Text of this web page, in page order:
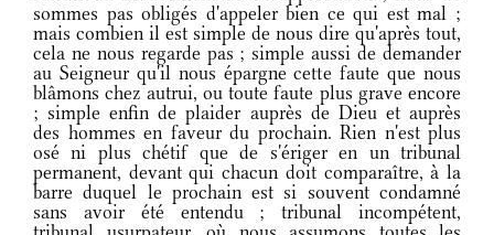
sommes pas obligés d'appeler bien ce qui est mal ;
mais combien il est simple de nous dire qu'après tout,
cela ne nous regarde pas ; simple aussi de demander
au Seigneur qu'il nous épargne cette faute que nous
blâmons chez autrui, ou toute faute plus grave encore
; simple enfin de plaider auprès de Dieu et auprès
des hommes en faveur du prochain. Rien n'est plus
osé ni plus chétif que de s'ériger en un tribunal
permanent, devant qui chacun doit comparaître, à la
barre duquel le prochain est si souvent condamné
sans avoir été entendu ; tribunal incompétent,